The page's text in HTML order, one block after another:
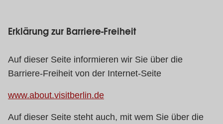
Erklärung zur Barriere-Freiheit
Auf dieser Seite informieren wir Sie über die
Barriere-Freiheit von der Internet-Seite
www.about.visitberlin.de
Auf dieser Seite steht auch, mit wem Sie über die